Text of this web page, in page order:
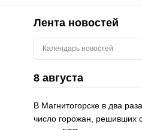
Лента новостей
Календарь новостей
8 августа
В Магнитогорске в два
число горожан, решивших